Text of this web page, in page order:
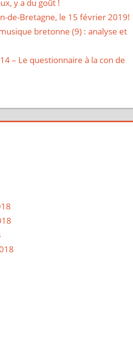
y a du goût !
de-Bretagne, le 15 février 2019!
bretonne (9) : analyse et
– Le questionnaire à la con de